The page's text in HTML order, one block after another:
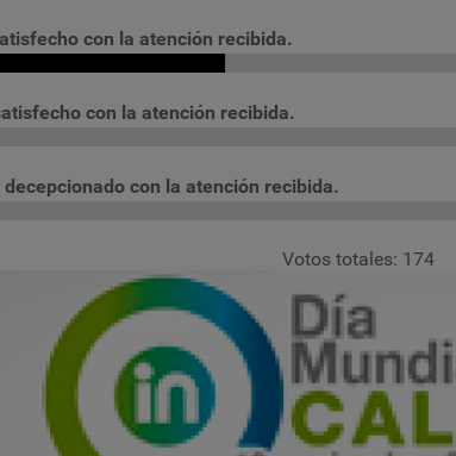
con la atención recibida.
con la atención recibida.
decepcionado con la atención recibida.
Votos totales: 174